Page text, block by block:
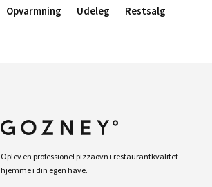
Opvarmning Udeleg
Restsalg
Oplev en professionel pizzaovn i restaurantkvalitet
hjemme i din egen have.